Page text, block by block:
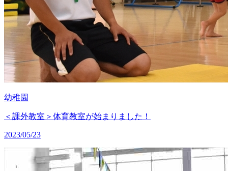
幼稚園
＜課外教室＞体育教室が始まりました！
2023/05/23